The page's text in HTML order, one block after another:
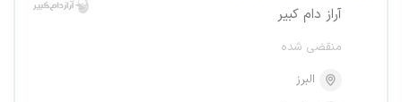
آراز دام کبیر
منقضی شده
البرز